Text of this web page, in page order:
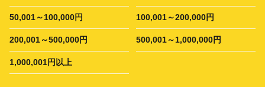
50,001～100,000円 100,001～200,000円
200,001～500,000円 500,001～1,000,000円
1,000,001円以上